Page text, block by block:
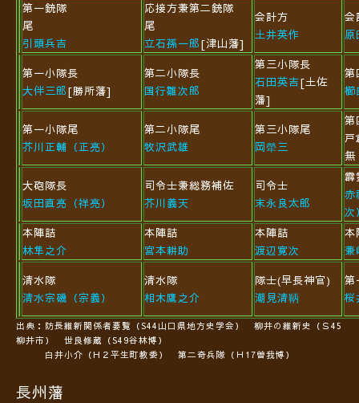
第一銃隊
尾
引頭兵吉
応接方兼第二銃隊
尾
立石孫一郎[津山藩]
会計方
土井英作
会
原
第一小隊長
大伴三郎[勝所藩]
第二小隊長
国行雛次郎
第三小隊長
石田英吉[土佐
藩]
第
櫛
第一小隊尾
芥川正輔（正亮）
第二小隊尾
牧沢武雄
第三小隊尾
岡犖三
第
戸
無
大砲隊長
坂田直亮（祥亮）
司令士兼総務補佐
芥川義天
司令士
末永良太郎
霹
赤
次
本陣詰
林隼之介
本陣詰
宮本耕助
本陣詰
渡辺寛次
本
兼
清水隊
清水宗磯（宗義）
清水隊
相木鷹之介
隊士(早長神官)
潮見清鞆
第
桜
出典：防長維新関係者要覧（S44山口県地方史学会） 柳井の維新史（Ｓ45
柳井市） 世良修蔵（S49谷林博）
白井小介（H２平生町教委） 第二奇兵隊（Ｈ17曽我博）
長州藩